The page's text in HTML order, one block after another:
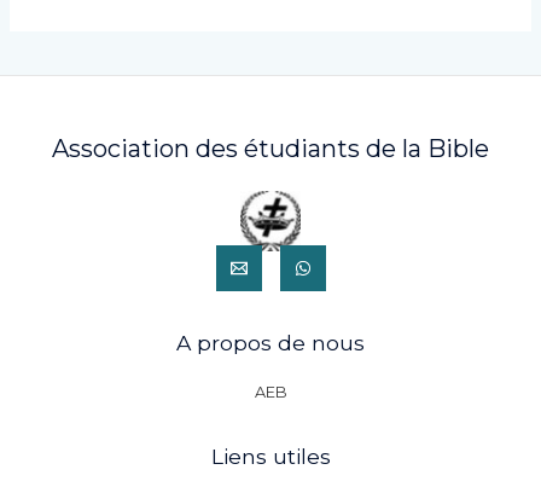
Association des étudiants de la Bible
A propos de nous
AEB
Liens utiles